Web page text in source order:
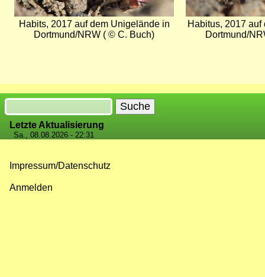
Habits, 2017 auf dem Unigelände in
Dortmund/NRW ( © C. Buch)
Habitus, 2017
Dortmund/
Suche
Letzte Aktualisierung
Sa., 08.08.2026 - 22:31
Impressum/Datenschutz
Anmelden